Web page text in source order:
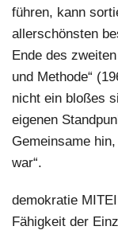
führen, kann
allerschönsten
Ende des
und Methode“
nicht ein bloßes
eigenen
Gemeinsame
war“.
demokratie
Fähigkeit der